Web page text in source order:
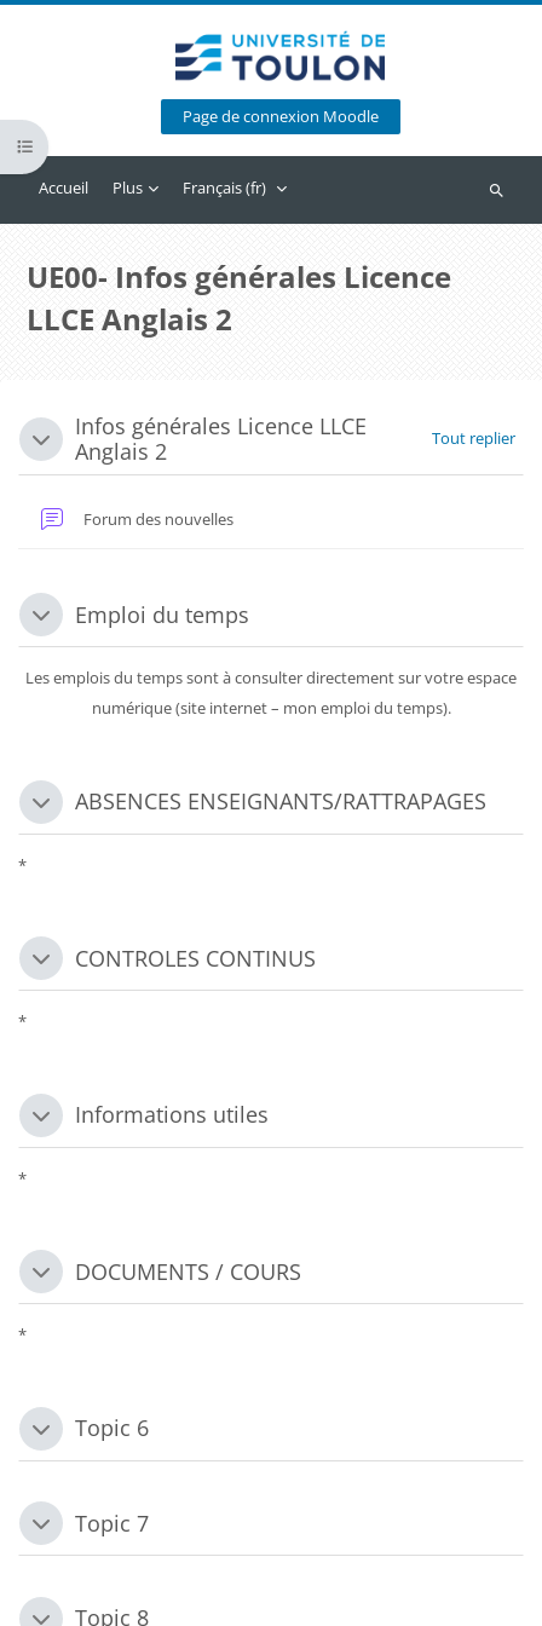
Page de connexion Moodle
Accueil Plus Français ‎(fr)‎
Ouvrir l’index du cours
UE00- Infos générales Licence
LLCE Anglais 2
Blocs
Résumé de section
Replier
Infos générales Licence LLCE
Anglais 2
Tout replier
Forum des nouvelles
ReplierEmploi du temps
Les emplois du temps sont à consulter directement sur votre espace
numérique (site internet – mon emploi du temps).
ReplierABSENCES ENSEIGNANTS/RATTRAPAGES
*
ReplierCONTROLES CONTINUS
*
ReplierInformations utiles
*
ReplierDOCUMENTS / COURS
*
ReplierTopic 6
ReplierTopic 7
Topic 8